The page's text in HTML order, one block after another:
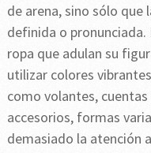
de arena, sino sólo que
definida o
ropa que adulan su
utilizar colores
como volantes,
accesorios, formas
demasiado la atención